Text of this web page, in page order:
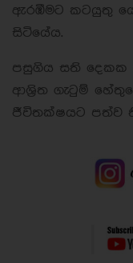
ඇරඹීමට කටයුතු
සිටියේය.
පසුගිය සති දෙකක
ආශ්‍රිත ගැටුම්
ජීවිතක්ෂයට පත්ව